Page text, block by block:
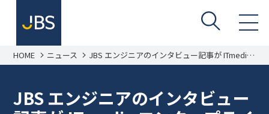
HOME ニュース JBS エンジニアのインタビュー記事が ITmedia
エンタープライズに掲載されました
JBS エンジニアのインタビュー